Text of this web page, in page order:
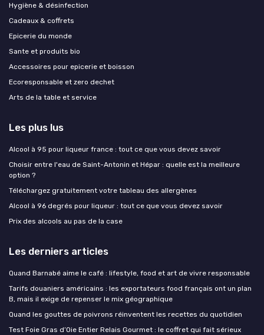
Hygiène & désinfection
Cadeaux & coffrets
Epicerie du monde
Sante et produits bio
Accessoires pour epicerie et boisson
Ecoresponsable et zero dechet
Arts de la table et service
Les plus lus
Alcool à 95 pour liqueur france : tout ce que vous devez savoir
Choisir entre l'eau de Saint-Antonin et Hépar : quelle est la meilleure
option ?
Téléchargez gratuitement votre tableau des allergènes
Alcool à 96 degrés pour liqueur : tout ce que vous devez savoir
Prix des alcools au pas de la case
Les derniers articles
Quand Barnabé aime le café : lifestyle, food et art de vivre responsable
Tarifs douaniers américains : les exportateurs food français ont un plan
B, mais il exige de repenser le mix géographique
Quand les gouttes de poivrons réinventent les recettes du quotidien
Test Foie Gras d’Oie Entier Relais Gourmet : le coffret qui fait sérieux